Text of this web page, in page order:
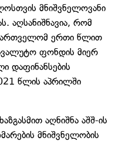
მნიშვნელოვანი
აღსანიშნავია, რომ
ერთი წლით
ფონდის მიერ
დაფინანსების
წლის აპრილში
აღნიშნა აშშ-ის
მნიშვნელობის